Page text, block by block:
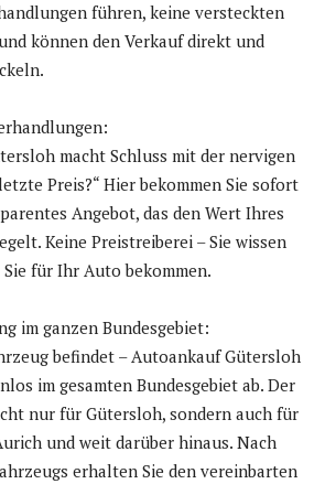
führen, keine versteckten
können den Verkauf direkt und
macht Schluss mit der nervigen
Preis?“ Hier bekommen Sie sofort
Angebot, das den Wert Ihres
Keine Preistreiberei – Sie wissen
für Ihr Auto bekommen.
im ganzen Bundesgebiet:
befindet – Autoankauf Gütersloh
im gesamten Bundesgebiet ab. Der
nur für Gütersloh, sondern auch für
und weit darüber hinaus. Nach
erhalten Sie den vereinbarten